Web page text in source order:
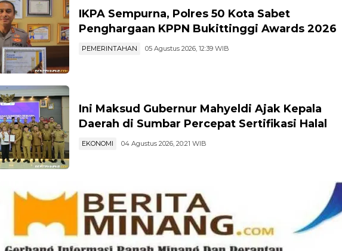
IKPA Sempurna, Polres 50 Kota Sabet
Penghargaan KPPN Bukittinggi Awards 2026
PEMERINTAHAN 05 Agustus 2026, 12:39 WIB
Ini Maksud Gubernur Mahyeldi Ajak Kepala
Daerah di Sumbar Percepat Sertifikasi Halal
EKONOMI 04 Agustus 2026, 20:21 WIB